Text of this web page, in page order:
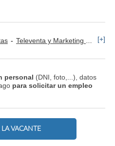
Televenta y Marketing Telefónico [+]
personal (DNI, foto,...), datos
para solicitar un empleo
VACANTE